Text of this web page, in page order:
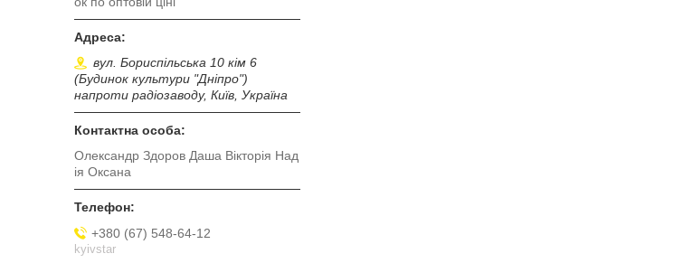
вул. Бориспільська 10 кім 6
(Будинок культури "Дніпро")
напроти радіозаводу, Київ, Україна
Олександр Здоров Даша Вікторія Над
ія Оксана
+380 (67) 548-64-12
kyivstar